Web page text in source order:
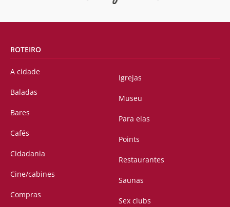
ROTEIRO
A cidade
Baladas
Bares
Cafés
Cidadania
Cine/cabines
Compras
Igrejas
Museu
Para elas
Points
Restaurantes
Saunas
Sex clubs